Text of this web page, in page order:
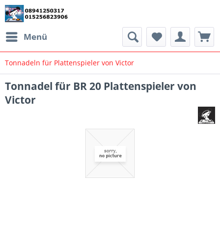
Menü
Tonnadeln für Plattenspieler von Victor
Tonnadel für BR 20 Plattenspieler von
Victor